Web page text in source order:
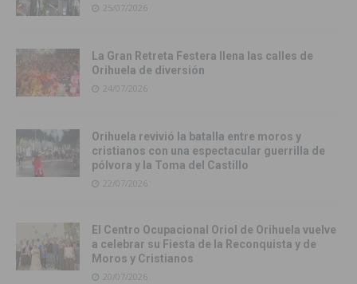
25/07/2026
La Gran Retreta Festera llena las calles de
Orihuela de diversión
24/07/2026
Orihuela revivió la batalla entre moros y
cristianos con una espectacular guerrilla de
pólvora y la Toma del Castillo
22/07/2026
El Centro Ocupacional Oriol de Orihuela vuelve
a celebrar su Fiesta de la Reconquista y de
Moros y Cristianos
20/07/2026